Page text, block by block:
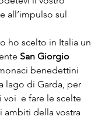
all’impulso sul
ho scelto in Italia un
San Giorgio
benedettini
lago di Garda, per
e fare le scelte
della vostra